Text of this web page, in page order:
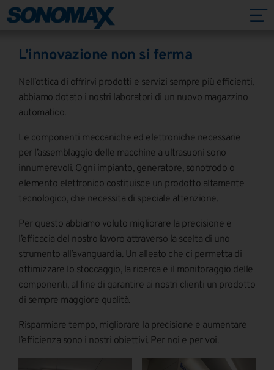
L’innovazione non si ferma
Nell’ottica di offrirvi prodotti e servizi sempre più efficienti,
abbiamo dotato i nostri laboratori di un nuovo magazzino
automatico.
Le componenti meccaniche ed elettroniche necessarie
per l’assemblaggio delle macchine a ultrasuoni sono
innumerevoli. Ogni impianto, generatore, sonotrodo o
elemento elettronico costituisce un prodotto altamente
tecnologico, che necessita di speciale attenzione.
Per questo abbiamo voluto migliorare la precisione e
l’efficacia del nostro lavoro attraverso la scelta di uno
strumento all’avanguardia. Un alleato che ci permetta di
ottimizzare lo stoccaggio, la ricerca e il monitoraggio delle
componenti, al fine di garantire ai nostri clienti un prodotto
di sempre maggiore qualità.
Risparmiare tempo, migliorare la precisione e aumentare
l’efficienza sono i nostri obiettivi. Per noi e per voi.